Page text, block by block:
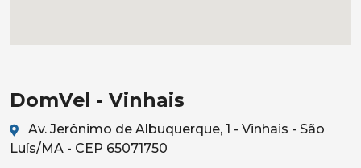
DomVel - Vinhais
Av. Jerônimo de Albuquerque, 1 - Vinhais - São
Luís/MA - CEP 65071750